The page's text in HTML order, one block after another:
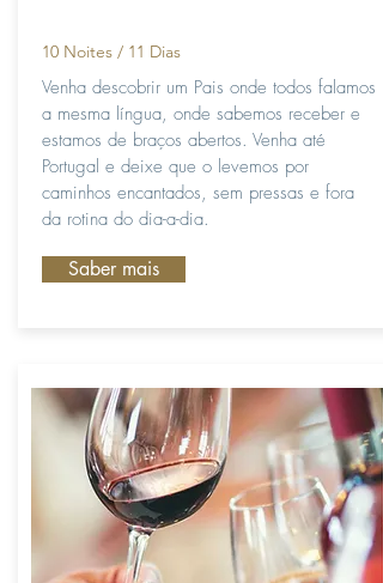
10 Noites / 11 Dias
Venha descobrir um Pais onde todos falamos
a mesma língua, onde sabemos receber e
estamos de braços abertos. Venha até
Portugal e deixe que o levemos por
caminhos encantados, sem pressas e fora
da rotina do dia-a-dia.
Saber mais